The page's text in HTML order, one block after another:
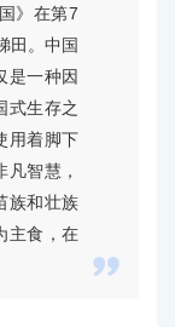

》在第7
田。中国
是一种因
式生存之
用着脚下
智慧，
族和壮族
主食，在